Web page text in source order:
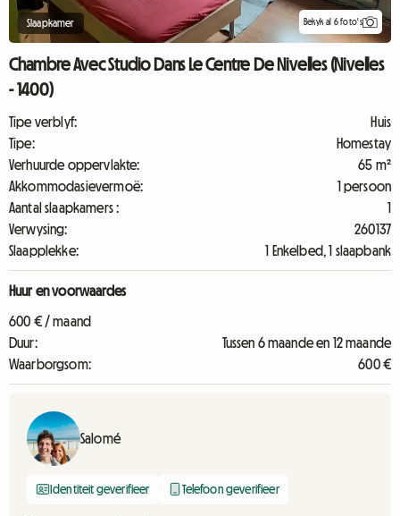
Slaapkamer Bekyk al 6 foto's
Chambre Avec Studio Dans Le Centre De Nivelles (Nivelles
- 1400)
Tipe verblyf:
Huis
Tipe:
Homestay
Verhuurde oppervlakte:
65 m²
Akkommodasievermoë:
1 persoon
Aantal slaapkamers :
1
Verwysing:
260137
Slaapplekke:
1 Enkelbed, 1 slaapbank
Huur en voorwaardes
600 € / maand
Duur:
Tussen 6 maande en 12 maande
Waarborgsom:
600 €
Salomé
Identiteit geverifieer Telefoon geverifieer